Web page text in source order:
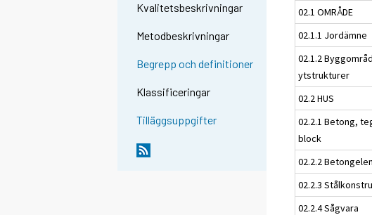
Kvalitetsbeskrivningar
Metodbeskrivningar
Begrepp och definitioner
Klassificeringar
Tilläggsuppgifter
02.1 OMRÅDE
02.1.1 Jordämne
02.1.2
ytstrukturer
02.2 HUS
02.2.1 Betong,
block
02.2.2
02.2.3
02.2.4 Sågvara